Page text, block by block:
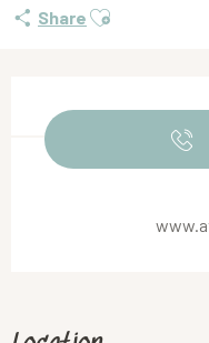
Share Ajouter aux